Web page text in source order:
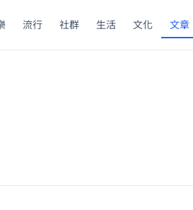
流行 社群 生活 文化 文章